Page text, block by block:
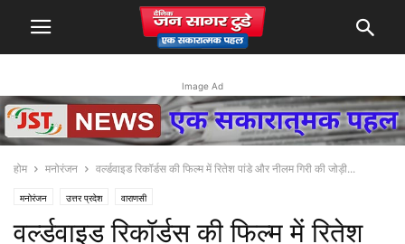
Image Ad
होम मनोरंजन वर्ल्डवाइड रिकॉर्डस की फिल्म में रितेश पांडे और नीलम गिरी की जोड़ी...
मनोरंजन उत्तर प्रदेश वाराणसी
वर्ल्डवाइड रिकॉर्डस की फिल्म में रितेश